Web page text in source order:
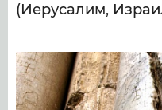
(Иерусалим,